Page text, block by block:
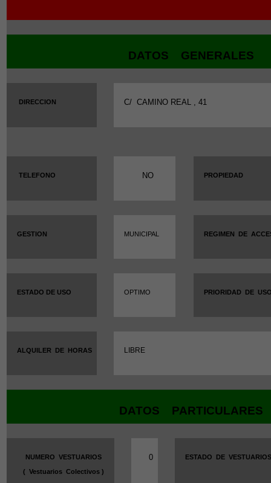
DATOS GENERALES
DIRECCION C/ CAMINO REAL , 41
TELEFONO NO PROPIEDAD
GESTION MUNICIPAL REGIMEN DE
ESTADO DE USO OPTIMO PRIORIDAD DE
ALQUILER DE HORAS LIBRE
DATOS PARTICULARES
NUMERO
VESTUARIOS
(
Vestuarios Colectivos )
0 ESTADO DE